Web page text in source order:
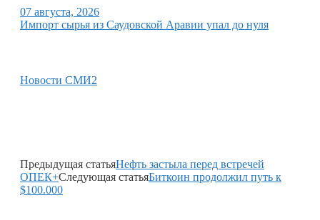
07 августа, 2026
Импорт сырья из Саудовской Аравии упал до нуля
Новости СМИ2
Предыдущая статьяНефть застыла перед встречей
ОПЕК+Следующая статьяБиткоин продолжил путь к
$100.000